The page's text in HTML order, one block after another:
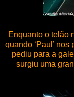
Enquanto o telão
quando ‘Paul’ nos
pediu para a
surgiu uma